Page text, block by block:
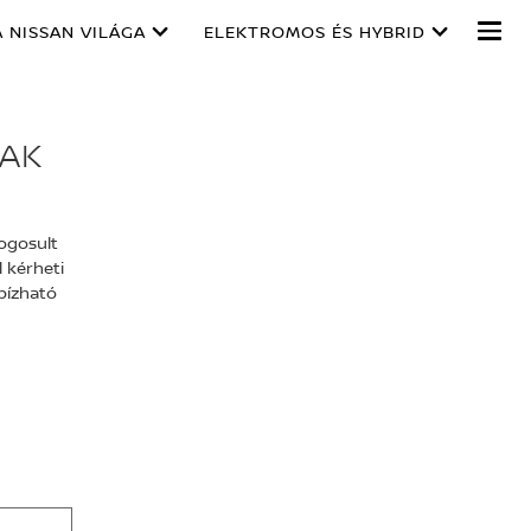
NISSAN VILÁGA ELEKTROMOS ÉS HYBRID
kérheti